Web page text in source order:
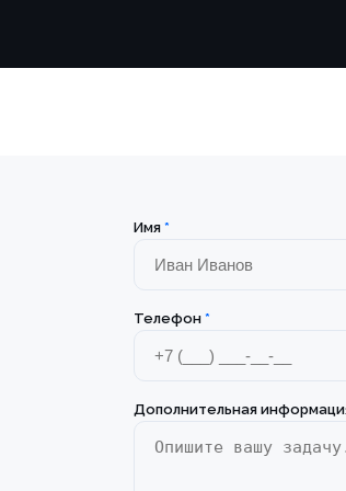
Имя *
Телефон *
Дополнительная